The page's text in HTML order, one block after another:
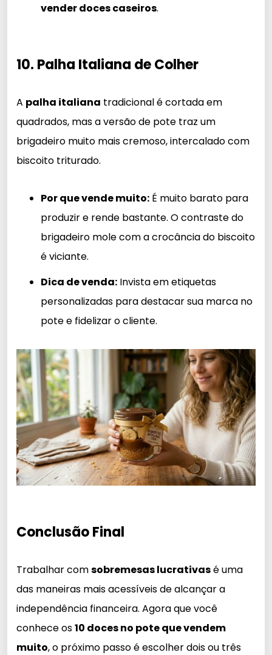
vender doces caseiros.
10. Palha Italiana de Colher
A palha italiana tradicional é cortada em
quadrados, mas a versão de pote traz um
brigadeiro muito mais cremoso, intercalado com
biscoito triturado.
Por que vende muito: É muito barato para
produzir e rende bastante. O contraste do
brigadeiro mole com a crocância do biscoito
é viciante.
Dica de venda: Invista em etiquetas
personalizadas para destacar sua marca no
pote e fidelizar o cliente.
Conclusão Final
Trabalhar comsobremesas lucrativasé uma
das maneiras mais acessíveis de alcançar a
independência financeira. Agora que você
conhece os10 doces no pote que vendem
muito, o próximo passo é escolher dois ou três